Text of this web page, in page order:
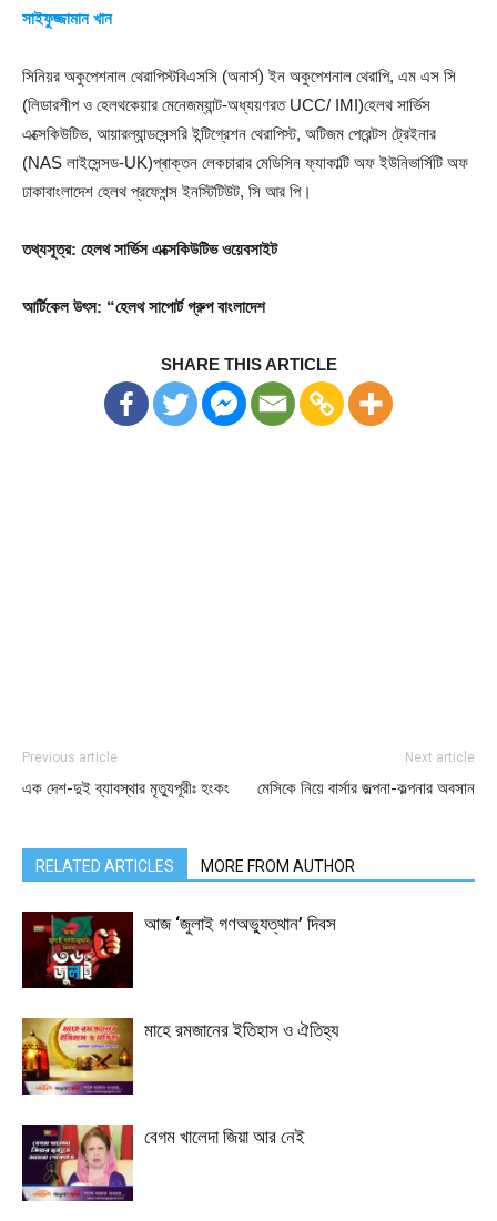
সাইফুজ্জামান খান
সিনিয়র অকুপেশনাল থেরাপিস্টবিএসসি (অনার্স) ইন অকুপেশনাল থেরাপি, এম এস সি
(লিডারশীপ ও হেলথকেয়ার মেনেজম্যান্ট-অধ্যয়ণরত UCC/ IMI)হেলথ সার্ভিস
এক্সেকিউটিভ, আয়ারল্যান্ডসেন্সরি ইন্টিগ্রেশন থেরাপিস্ট, অটিজম পেরেন্টস ট্রেইনার
(NAS লাইসেন্সড-UK)প্ৰাক্তন লেকচারার মেডিসিন ফ্যাকাল্টি অফ ইউনিভার্সিটি অফ
ঢাকাবাংলাদেশ হেলথ প্রফেশন্স ইনস্টিটিউট, সি আর পি।
তথ্যসূত্র: হেলথ সার্ভিস এক্সেকিউটিভ ওয়েবসাইট
আর্টিকেল উৎস: “হেলথ সাপোর্ট গ্রুপ বাংলাদেশ
SHARE THIS ARTICLE
Previous article
এক দেশ-দুই ব্যাবস্থার মৃত্যুপূরীঃ হংকং
Next article
মেসিকে নিয়ে বার্সার জল্পনা-কল্পনার অবসান
RELATED ARTICLES MORE FROM AUTHOR
আজ ‘জুলাই গণঅভ্যুত্থান’ দিবস
মাহে রমজানের ইতিহাস ও ঐতিহ্য
বেগম খালেদা জিয়া আর নেই